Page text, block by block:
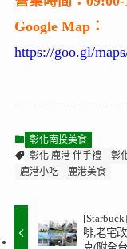
Google Map：
https://goo.gl/
彰化南投美食
彰化 鹿港 伴手禮
彰
鹿港小吃
鹿港美食
啡,老宅